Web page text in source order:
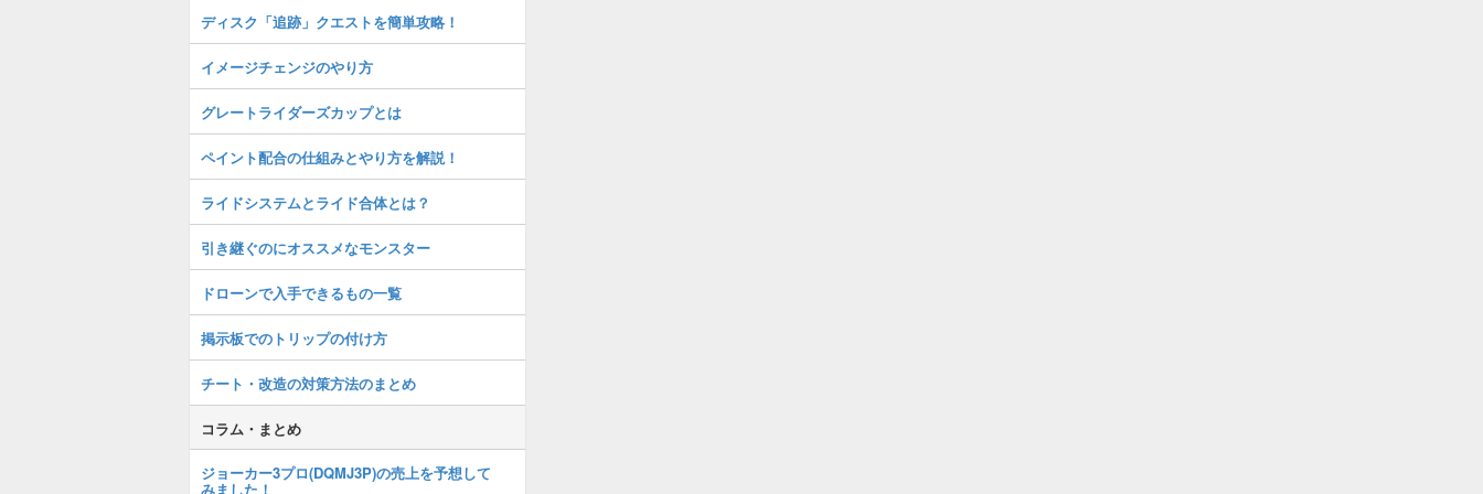
ディスク「追跡」クエストを簡単攻略！
イメージチェンジのやり方
グレートライダーズカップとは
ペイント配合の仕組みとやり方を解説！
ライドシステムとライド合体とは？
引き継ぐのにオススメなモンスター
ドローンで入手できるもの一覧
掲示板でのトリップの付け方
チート・改造の対策方法のまとめ
コラム・まとめ
ジョーカー3プロ(DQMJ3P)の売上を予想して
みました！